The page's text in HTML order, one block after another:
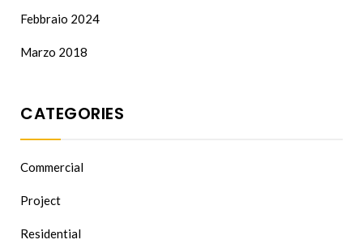
Febbraio 2024
Marzo 2018
CATEGORIES
Commercial
Project
Residential